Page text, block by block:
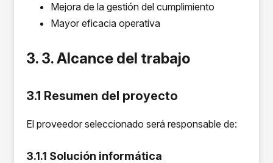
Mejora de la gestión del cumplimiento
Mayor eficacia operativa
3. 3. Alcance del trabajo
3.1 Resumen del proyecto
El proveedor seleccionado será responsable de:
3.1.1 Solución informática